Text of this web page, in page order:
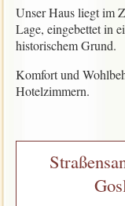
Unser Haus liegt im
Lage, eingebettet in
historischem Grund.
Komfort und
Hotelzimmern.